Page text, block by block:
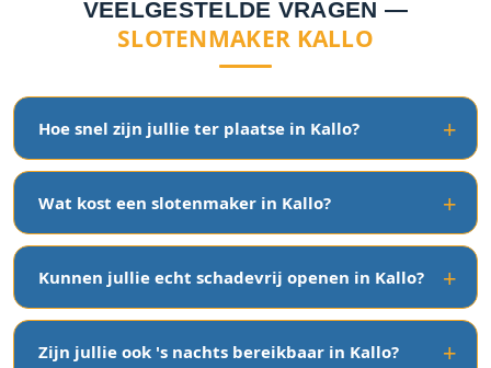
VEELGESTELDE VRAGEN —
SLOTENMAKER KALLO
Hoe snel zijn jullie ter plaatse in Kallo?
Wat kost een slotenmaker in Kallo?
Kunnen jullie echt schadevrij openen in Kallo?
Zijn jullie ook 's nachts bereikbaar in Kallo?